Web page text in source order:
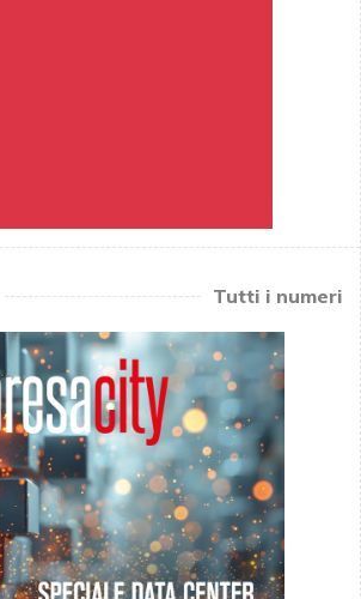
Tutti i numeri